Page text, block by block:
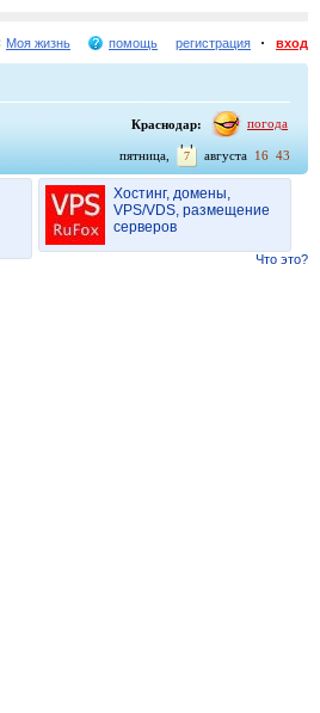
Моя жизнь помощь регистрация вход
Краснодар: погода
16 43
августа
7
пятница,
Хостинг, домены,
VPS/VDS, размещение
серверов
Что это?